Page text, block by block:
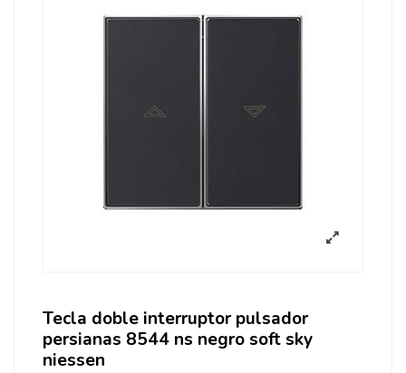
Tecla doble interruptor pulsador
persianas 8544 ns negro soft sky
niessen